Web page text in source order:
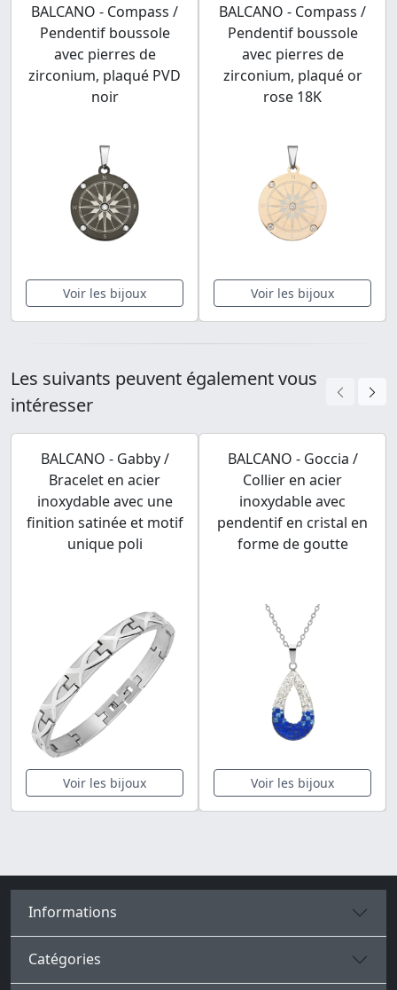
BALCANO - Compass /
Pendentif boussole
avec pierres de
zirconium, plaqué PVD
noir
Voir les bijoux
BALCANO - Compass /
Pendentif boussole
avec pierres de
zirconium, plaqué or
rose 18K
Voir les bijoux
Les suivants peuvent également vous
intéresser
BALCANO - Gabby /
Bracelet en acier
inoxydable avec une
finition satinée et motif
unique poli
Voir les bijoux
BALCANO - Goccia /
Collier en acier
inoxydable avec
pendentif en cristal en
forme de goutte
Voir les bijoux
Informations
Catégories